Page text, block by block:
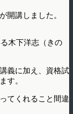
開講しました。
木下洋志（きの
義に加え、資格試
す。
てくれること間違